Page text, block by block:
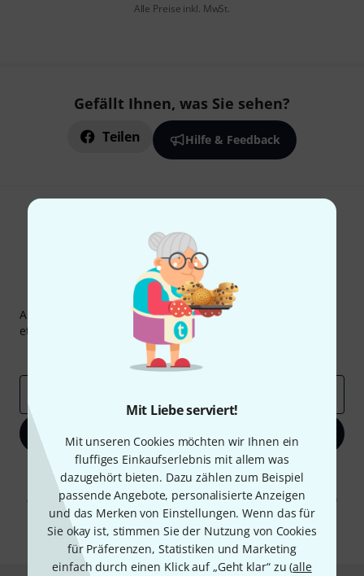
Mit Liebe serviert!
Mit unseren Cookies möchten wir Ihnen ein
fluffiges Einkaufserlebnis mit allem was
dazugehört bieten. Dazu zählen zum Beispiel
passende Angebote, personalisierte Anzeigen
und das Merken von Einstellungen. Wenn das für
Sie okay ist, stimmen Sie der Nutzung von Cookies
für Präferenzen, Statistiken und Marketing
einfach durch einen Klick auf „Geht klar“ zu (alle
Alle Preise inkl. MwSt.
Gefällt Ihnen, was Sie sehen?
Teilen Hilfe & Feedback
Thomann Newsletter
Abonniere den Thomann Newsletter und gewinne mit
etwas Glück einen von
50 Gutscheinen
Inspirierende Beiträge
Jetzt anmelden
Mit Klick auf „Jetzt anmelden“ stimmen Sie dem Erhalt von E-Mail-
Werbung und einer Messung des E-Mail-Nutzungsverhaltens zu. Die
Abmeldung ist jederzeit möglich. Weitere Informationen finden Sie in
unserenDatenschutzhinweisen.
* Pflichtfeld